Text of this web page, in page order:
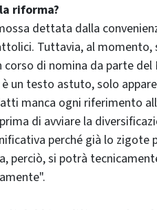
riforma?
dettata dalla
Tuttavia, al momento,
di nomina da parte
un testo astuto, solo
manca ogni riferimento
di avviare la
perché già lo
perciò, si potrà